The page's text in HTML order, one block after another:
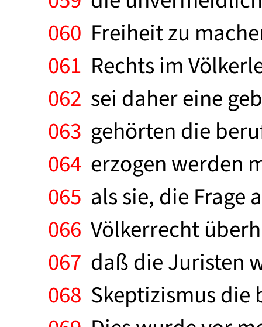
060 Freiheit zu
061 Rechts im
062 sei daher eine
063 gehörten die
064 erzogen werden
065 als sie, die Frage
066 Völkerrecht
067 daß die Juristen
068 Skeptizismus die